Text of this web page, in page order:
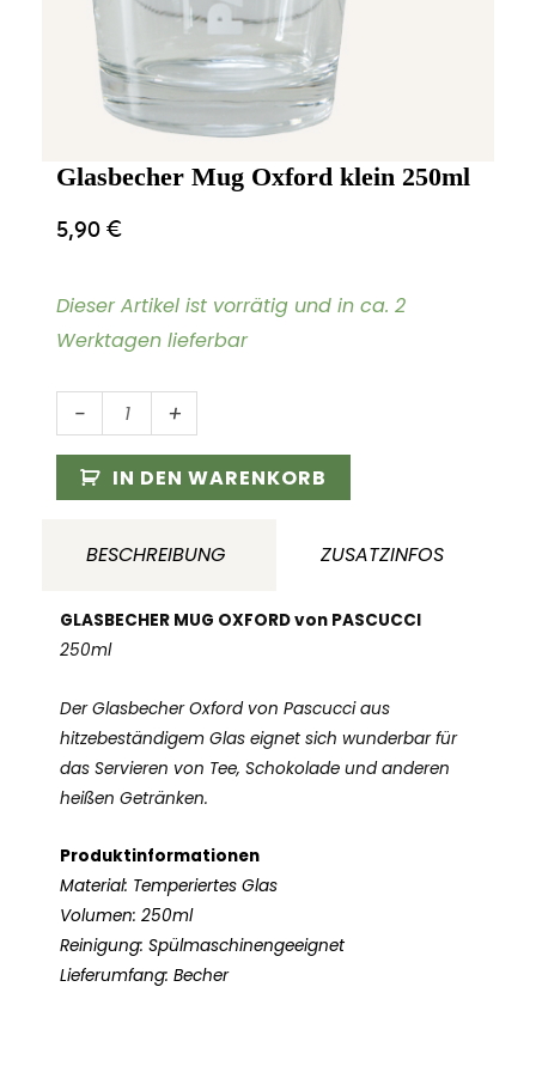
Glasbecher Mug Oxford klein 250ml
5,90€
Dieser Artikel ist vorrätig und in ca. 2
Werktagen lieferbar
-
Glasbecher
Mug
Oxford
250ml
+
IN DEN WARENKORB
BESCHREIBUNG ZUSATZINFOS
GLASBECHER MUG OXFORD von PASCUCCI
250ml
Der Glasbecher Oxford von Pascucci aus
hitzebeständigem Glas eignet sich wunderbar für
das Servieren von Tee, Schokolade und anderen
heißen Getränken.
Produktinformationen
Material: Temperiertes Glas
Volumen: 250ml
Reinigung: Spülmaschinengeeignet
Lieferumfang: Becher